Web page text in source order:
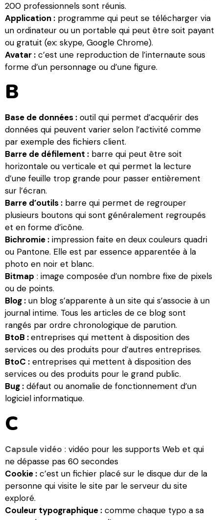
200 professionnels sont réunis.
Application : programme qui peut se télécharger via
un ordinateur ou un portable qui peut être soit payant
ou gratuit (ex: skype, Google Chrome).
Avatar : c’est une reproduction de l’internaute sous
forme d’un personnage ou d’une figure.
B
Base de données : outil qui permet d’acquérir des
données qui peuvent varier selon l’activité comme
par exemple des fichiers client.
Barre de défilement : barre qui peut être soit
horizontale ou verticale et qui permet la lecture
d’une feuille trop grande pour passer entièrement
sur l’écran.
Barre d’outils : barre qui permet de regrouper
plusieurs boutons qui sont généralement regroupés
et en forme d’icône.
Bichromie : impression faite en deux couleurs quadri
ou Pantone. Elle est par essence apparentée à la
photo en noir et blanc.
Bitmap : image composée d’un nombre fixe de pixels
ou de points.
Blog : un blog s’apparente à un site qui s’associe à un
journal intime. Tous les articles de ce blog sont
rangés par ordre chronologique de parution.
BtoB :entreprises qui mettent à disposition des
services ou des produits pour d’autres entreprises.
BtoC : entreprises qui mettent à disposition des
services ou des produits pour le grand public.
Bug : défaut ou anomalie de fonctionnement d’un
logiciel informatique.
C
Capsule vidéo : vidéo pour les supports Web et qui
ne dépasse pas 60 secondes
Cookie : c’est un fichier placé sur le disque dur de la
personne qui visite le site par le serveur du site
exploré.
Couleur typographique : comme chaque typo a sa